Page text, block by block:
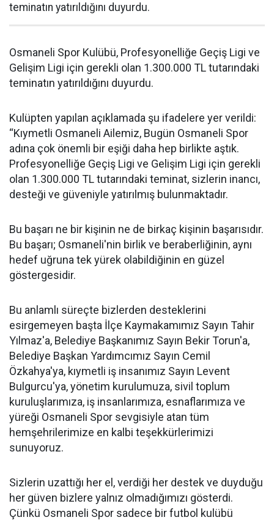
teminatın yatırıldığını duyurdu.
Osmaneli Spor Kulübü, Profesyonelliğe Geçiş Ligi ve
Gelişim Ligi için gerekli olan 1.300.000 TL tutarındaki
teminatın yatırıldığını duyurdu.
Kulüpten yapılan açıklamada şu ifadelere yer verildi:
“Kıymetli Osmaneli Ailemiz, Bugün Osmaneli Spor
adına çok önemli bir eşiği daha hep birlikte aştık.
Profesyonelliğe Geçiş Ligi ve Gelişim Ligi için gerekli
olan 1.300.000 TL tutarındaki teminat, sizlerin inancı,
desteği ve güveniyle yatırılmış bulunmaktadır.
Bu başarı ne bir kişinin ne de birkaç kişinin başarısıdır.
Bu başarı; Osmaneli'nin birlik ve beraberliğinin, aynı
hedef uğruna tek yürek olabildiğinin en güzel
göstergesidir.
Bu anlamlı süreçte bizlerden desteklerini
esirgemeyen başta İlçe Kaymakamımız Sayın Tahir
Yılmaz'a, Belediye Başkanımız Sayın Bekir Torun'a,
Belediye Başkan Yardımcımız Sayın Cemil
Özkahya'ya, kıymetli iş insanımız Sayın Levent
Bulgurcu'ya, yönetim kurulumuza, sivil toplum
kuruluşlarımıza, iş insanlarımıza, esnaflarımıza ve
yüreği Osmaneli Spor sevgisiyle atan tüm
hemşehrilerimize en kalbi teşekkürlerimizi
sunuyoruz.
Sizlerin uzattığı her el, verdiği her destek ve duyduğu
her güven bizlere yalnız olmadığımızı gösterdi.
Çünkü Osmaneli Spor sadece bir futbol kulübü